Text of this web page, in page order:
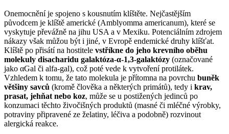
Onemocnění je spojeno s kousnutím klíštěte. Nejčastějším
původcem je klíště americké (Amblyomma americanum), které se
vyskytuje převážně na jihu USA a v Mexiku. Potenciálním zdrojem
nákazy však můžou být i jiné, v Evropě endemické druhy klíšťat.
Klíště po přisátí na hostitele vstříkne do jeho krevního oběhu
molekuly disacharidu galaktóza-α-1,3-galaktózy (označované
jako αGal či alfa-gal), což poté vede k vytvoření protilátek.
Vzhledem k tomu, že tato molekula je přítomna na povrchu buněk
většiny savců (kromě člověka a některých primátů), tedy i krav,
prasat, jehňat nebo koz, může se u postižených jedinců po
konzumaci těchto živočišných produktů (masné či mléčné výrobky,
potraviny připravené ze želatiny, léčiva a podobně) rozvinout
alergická reakce.